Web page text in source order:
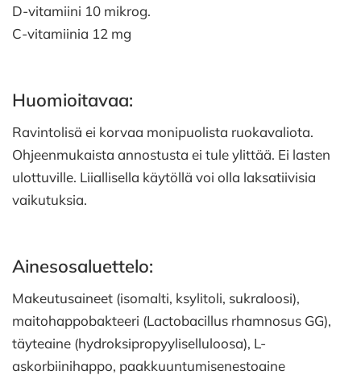
D-vitamiini 10 mikrog.
C-vitamiinia 12 mg
Huomioitavaa:
Ravintolisä ei korvaa monipuolista ruokavaliota.
Ohjeenmukaista annostusta ei tule ylittää. Ei lasten
ulottuville. Liiallisella käytöllä voi olla laksatiivisia
vaikutuksia.
Ainesosaluettelo:
Makeutusaineet (isomalti, ksylitoli, sukraloosi),
maitohappobakteeri (Lactobacillus rhamnosus GG),
täyteaine (hydroksipropyyliselluloosa), L-
askorbiinihappo, paakkuuntumisenestoaine